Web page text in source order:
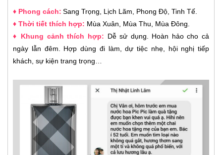
♦ Phong cách: Sang Trọng, Lịch Lãm, Phong Độ, Tinh Tế.
♦ Thời tiết thích hợp: Mùa Xuân, Mùa Thu, Mùa Đông.
♦ Khung cảnh thích hợp: Dễ sử dụng. Hoàn hảo cho cả
ngày lẫn đêm. Hợp dùng đi làm, dự tiệc nhẹ, hội nghị tiếp
khách, sự kiện trang trọng…